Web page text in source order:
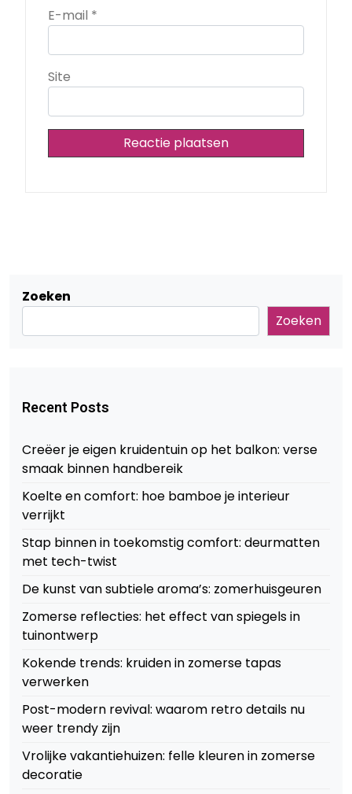
E-mail *
Site
Zoeken
Zoeken
Recent Posts
Creëer je eigen kruidentuin op het balkon: verse
smaak binnen handbereik
Koelte en comfort: hoe bamboe je interieur
verrijkt
Stap binnen in toekomstig comfort: deurmatten
met tech-twist
De kunst van subtiele aroma’s: zomerhuisgeuren
Zomerse reflecties: het effect van spiegels in
tuinontwerp
Kokende trends: kruiden in zomerse tapas
verwerken
Post-modern revival: waarom retro details nu
weer trendy zijn
Vrolijke vakantiehuizen: felle kleuren in zomerse
decoratie